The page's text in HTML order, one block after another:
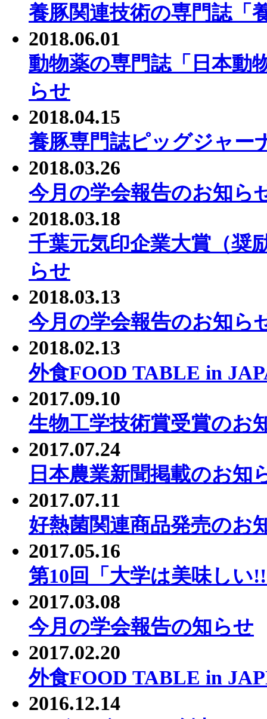
養豚関連技術の専門誌「
2018.06.01
動物薬の専門誌「日本動
らせ
2018.04.15
養豚専門誌ピッグジャー
2018.03.26
今月の学会報告のお知ら
2018.03.18
千葉元気印企業大賞（奨
らせ
2018.03.13
今月の学会報告のお知ら
2018.02.13
外食FOOD TABLE in
2017.09.10
生物工学技術賞受賞のお
2017.07.24
日本農業新聞掲載のお知
2017.07.11
好熱菌関連商品発売のお
2017.05.16
第10回「大学は美味しい
2017.03.08
今月の学会報告の知らせ
2017.02.20
外食FOOD TABLE in
2016.12.14